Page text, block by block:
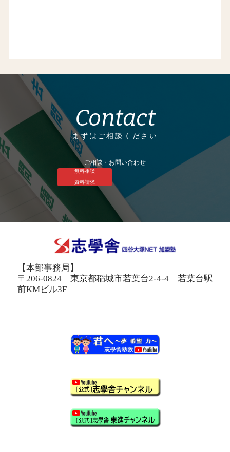
Contact
まずはご相談ください
ご相談・お問い合わせ
無料相談
資料請求
【本部事務局】
〒206-0824 東京都稲城市若葉台2-4-4 若葉台駅
前KMビル3F